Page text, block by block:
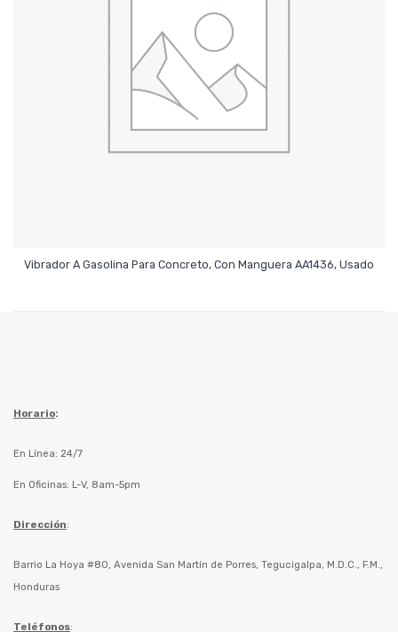
Vibrador A Gasolina Para Concreto, Con Manguera AA1436, Usado
Horario:
En Línea: 24/7
En Oficinas: L-V, 8am-5pm
Dirección:
Barrio La Hoya #80, Avenida San Martín de Porres, Tegucigalpa, M.D.C., F.M.,
Honduras
Teléfonos: